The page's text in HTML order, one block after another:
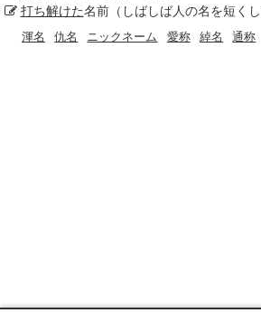
打ち解けた名前（しばしば人の名を短くし
渾名 仇名 ニックネーム 愛称 綽名 通称